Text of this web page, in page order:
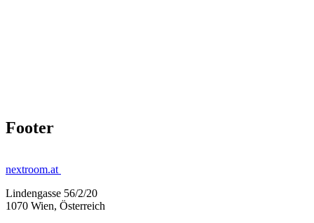
Footer
nextroom.at
Lindengasse 56/2/20
1070 Wien, Österreich